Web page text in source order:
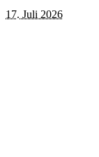
17. Juli 2026